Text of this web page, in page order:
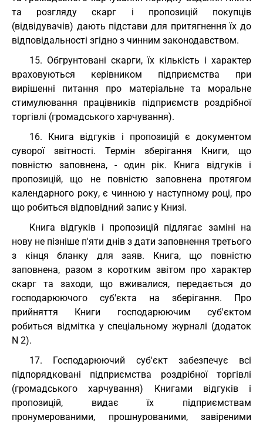
та розгляду скарг і пропозицій покупців
(відвідувачів) дають підстави для притягнення їх до
відповідальності згідно з чинним законодавством.
15. Обгрунтовані скарги, їх кількість і характер
враховуються керівником підприємства при
вирішенні питання про матеріальне та моральне
стимулювання працівників підприємств роздрібної
торгівлі (громадського харчування).
16. Книга відгуків і пропозицій є документом
суворої звітності. Термін зберігання Книги, що
повністю заповнена, - один рік. Книга відгуків і
пропозицій, що не повністю заповнена протягом
календарного року, є чинною у наступному році, про
що робиться відповідний запис у Книзі.
Книга відгуків і пропозицій підлягає заміні на
нову не пізніше п'яти днів з дати заповнення третього
з кінця бланку для заяв. Книга, що повністю
заповнена, разом з коротким звітом про характер
скарг та заходи, що вживалися, передається до
господарюючого суб'єкта на зберігання. Про
прийняття Книги господарюючим суб'єктом
робиться відмітка у спеціальному журналі (додаток
N 2).
17. Господарюючий суб'єкт забезпечує всі
підпорядковані підприємства роздрібної торгівлі
(громадського харчування) Книгами відгуків і
пропозицій, видає їх підприємствам
пронумерованими, прошнурованими, завіреними